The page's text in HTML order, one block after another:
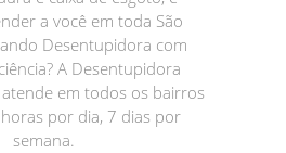
a você em toda São
Desentupidora com
A Desentupidora
em todos os bairros
por dia, 7 dias por
semana.